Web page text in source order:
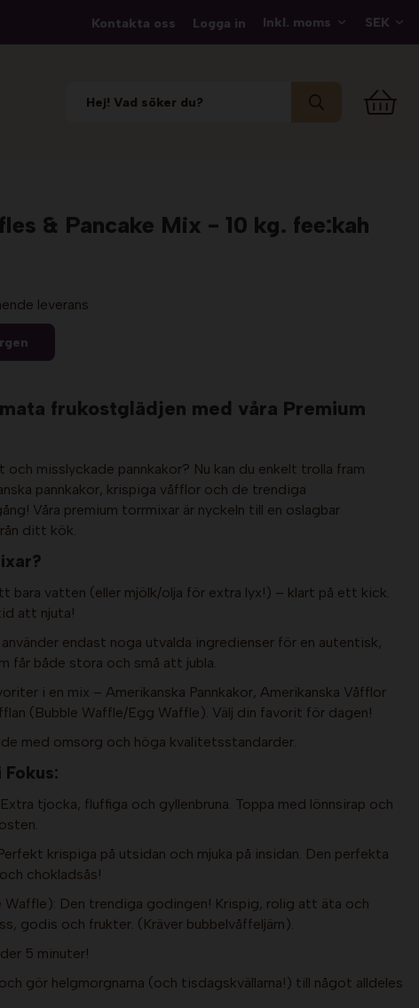
Kontakta oss Logga in
& Pancake Mix - 10 kg. fee:kah
leverans
frukostglädjen med våra Premium
misslyckade pannkakor? Nu kan du enkelt trolla fram
pannkakor, krispiga våfflor och de trendiga
Våra premium torrmixar är nyckeln till en oslagbar
ditt kök.
bara vatten (eller mjölk/olja för extra lyx!) – klart på ett kick.
att njuta!
använder endast noga utvalda ingredienser för en autentisk,
får både stora och små att jubla.
i en mix – Amerikanska Pannkakor, Amerikanska Våfflor
(Bubble Waffle/Egg Waffle). Välj din favorit för dagen!
med omsorg och höga kvalitetsstandarder.
Fokus:
tjocka, fluffiga och gyllenbruna. Toppa med lönnsirap och
krispiga på utsidan och mjuka på insidan. Den perfekta
chokladsås!
Waffle): Den trendiga godingen! Krispig, rolig att äta och
godis och frukter. (Kräver bubbelvåffeljärn).
5 minuter!
gör helgmorgnarna (och tisdagskvällarna!) till något alldeles